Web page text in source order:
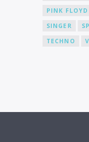
PINK FLOYD
SINGER
TECHNO